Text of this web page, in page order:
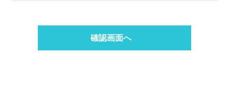
確認画面へ